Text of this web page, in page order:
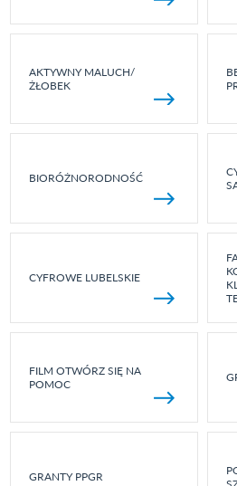
AKTYWNY MALUCH/
ŻŁOBEK
BIORÓŻNORODNOŚĆ
CYFROWE LUBELSKIE
FILM OTWÓRZ SIĘ NA
POMOC
GRANTY PPGR